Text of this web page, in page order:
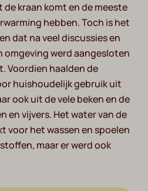
kraan komt en de meeste
hebben. Toch is het
dat na veel discussies en
omgeving werd aangesloten
Voordien haalden de
huishoudelijk gebruik uit
ook uit de vele beken en de
en vijvers. Het water van de
voor het wassen en spoelen
maar er werd ook